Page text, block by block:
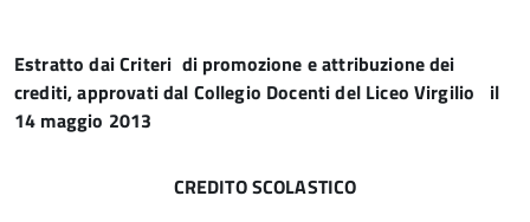
Estratto dai Criteri di promozione e attribuzione dei
crediti, approvati dal Collegio Docenti del Liceo Virgilio il
14 maggio 2013
CREDITO SCOLASTICO